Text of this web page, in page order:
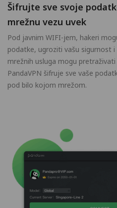
Šifrujte sve svoje
mrežnu vezu uvek
Pod javnim WIFI-jem, hakeri
podatke, ugroziti vašu sigurnost
mrežnih usluga mogu
PandaVPN šifruje sve vaše
pod bilo kojom mrežom.